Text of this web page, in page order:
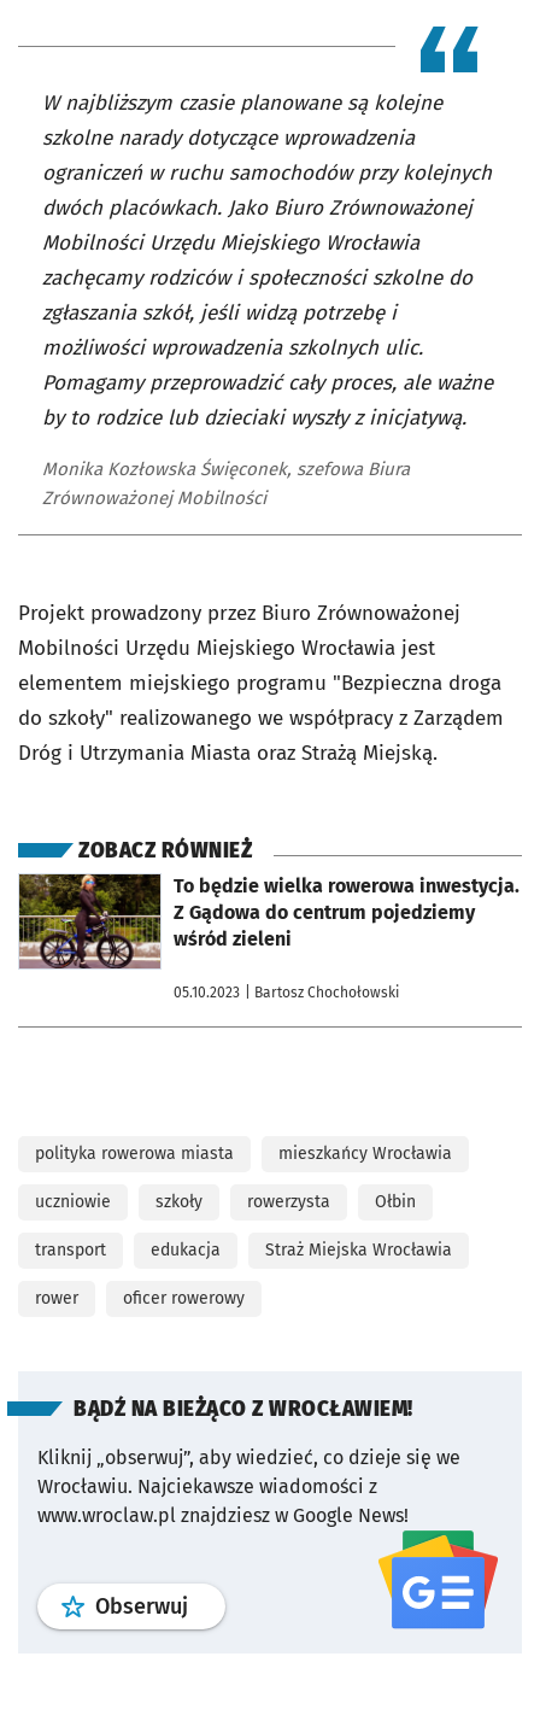
W najbliższym czasie planowane są kolejne
szkolne narady dotyczące wprowadzenia
ograniczeń w ruchu samochodów przy kolejnych
dwóch placówkach. Jako Biuro Zrównoważonej
Mobilności Urzędu Miejskiego Wrocławia
zachęcamy rodziców i społeczności szkolne do
zgłaszania szkół, jeśli widzą potrzebę i
możliwości wprowadzenia szkolnych ulic.
Pomagamy przeprowadzić cały proces, ale ważne
by to rodzice lub dzieciaki wyszły z inicjatywą.
Monika Kozłowska Święconek, szefowa Biura
Zrównoważonej Mobilności
Projekt prowadzony przez Biuro Zrównoważonej
Mobilności Urzędu Miejskiego Wrocławia jest
elementem miejskiego programu "Bezpieczna droga
do szkoły" realizowanego we współpracy z Zarządem
Dróg i Utrzymania Miasta oraz Strażą Miejską.
ZOBACZ RÓWNIEŻ
To będzie wielka rowerowa inwestycja.
Z Gądowa do centrum pojedziemy
wśród zieleni
05.10.2023 | Bartosz Chochołowski
otworzy się w nowej karcie
polityka rowerowa miasta mieszkańcy Wrocławia
uczniowie szkoły rowerzysta Ołbin
transport edukacja Straż Miejska Wrocławia
rower oficer rowerowy
BĄDŹ NA BIEŻĄCO Z WROCŁAWIEM!
Kliknij „obserwuj”, aby wiedzieć, co dzieje się we
Wrocławiu. Najciekawsze wiadomości z
www.wroclaw.pl znajdziesz w Google News!
Obserwuj profil serwisu